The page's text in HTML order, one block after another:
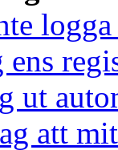
ut
att